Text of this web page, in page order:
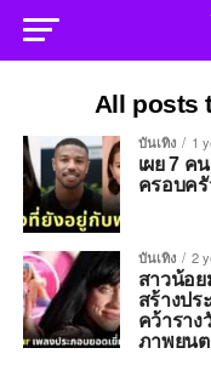
All posts
บันเทิง 1
เผย 7 ค
ครอบค
บันเทิง 2
สาวน้อย
สร้างป
คว้าราง
ภาพยนต